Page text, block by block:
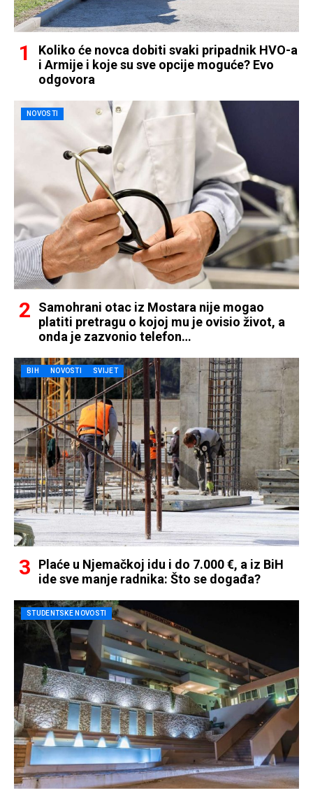
Koliko će novca dobiti svaki pripadnik HVO-a
i Armije i koje su sve opcije moguće? Evo
odgovora
NOVOSTI
Samohrani otac iz Mostara nije mogao
platiti pretragu o kojoj mu je ovisio život, a
onda je zazvonio telefon…
BIH NOVOSTI SVIJET
Plaće u Njemačkoj idu i do 7.000 €, a iz BiH
ide sve manje radnika: Što se događa?
STUDENTSKE NOVOSTI